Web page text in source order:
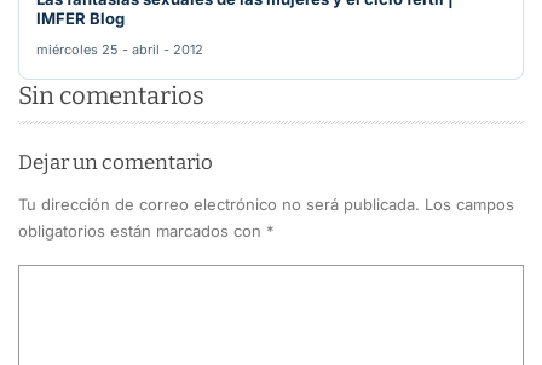
IMFER Blog
miércoles 25 - abril - 2012
Sin comentarios
Dejar un comentario
Tu dirección de correo electrónico no será publicada. Los campos
obligatorios están marcados con *